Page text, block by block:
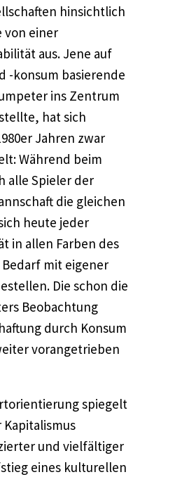
hinsichtlich
von einer
aus. Jene auf
-konsum basierende
ins Zentrum
hat sich
Jahren zwar
Während beim
alle Spieler der
die gleichen
heute jeder
in allen Farben des
mit eigener
Die schon die
Beobachtung
durch Konsum
vorangetrieben
spiegelt
Kapitalismus
und vielfältiger
eines kulturellen